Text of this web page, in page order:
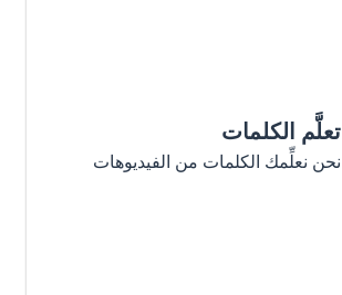
تعلَّم الكلمات
نحن نعلِّمك الكلمات من الفيديوهات